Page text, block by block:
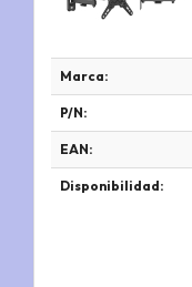
Marca:
P/N:
EAN:
Disponibilidad: